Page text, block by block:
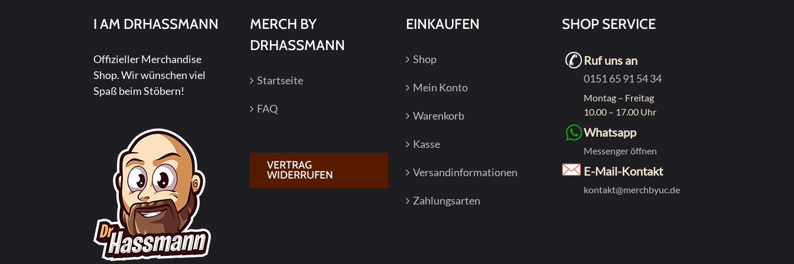
I AM DRHASSMANN
Offizieller Merchandise
Shop. Wir wünschen viel
Spaß beim Stöbern!
MERCH BY
DRHASSMANN
Startseite
FAQ
VERTRAG
WIDERRUFEN
EINKAUFEN
Shop
Mein Konto
Warenkorb
Kasse
Versandinformationen
Zahlungsarten
SHOP SERVICE
Ruf uns an
0151 65 91 54 34
Montag – Freitag
10.00 – 17.00 Uhr
Whatsapp
Messenger öffnen
E-Mail-Kontakt
kontakt@merchbyuc.de